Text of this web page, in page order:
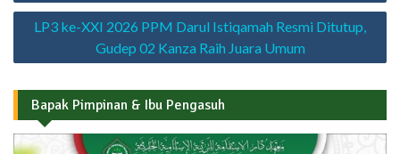
LP3 ke-XXI 2026 PPM Darul Istiqamah Resmi Ditutup,
Gudep 02 Kanza Raih Juara Umum
Bapak Pimpinan & Ibu Pengasuh